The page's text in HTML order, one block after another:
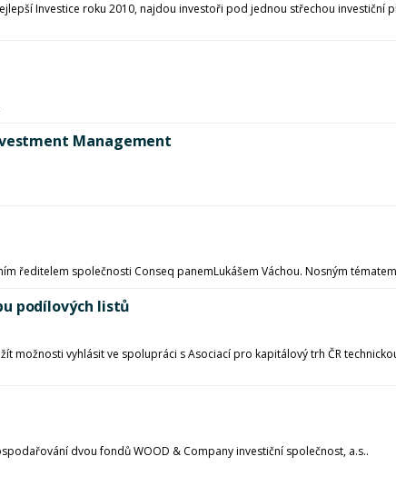
Investice roku 2010, najdou investoři pod jednou střechou investiční
Management
ředitelem společnosti Conseq panemLukášem Váchou. Nosným
podílových listů
možnosti vyhlásit ve spolupráci s Asociací pro kapitálový trh ČR
dvou fondů WOOD & Company investiční společnost, a.s..